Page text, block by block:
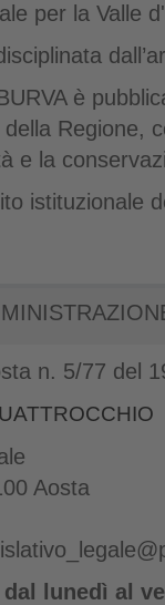
per la Valle
è
Regione,
e la
istituzionale
n. 5/77 del
Aosta
dal lunedì al